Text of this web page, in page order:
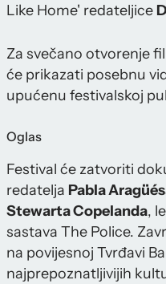
Like Home' redateljice
Za svečano otvorenje
će prikazati posebnu
upućenu festivalskoj
Oglas
Festival će zatvoriti
redatelja Pabla
Stewarta Copelanda,
sastava The Police.
na povijesnoj Tvrđavi
najprepoznatljivijih